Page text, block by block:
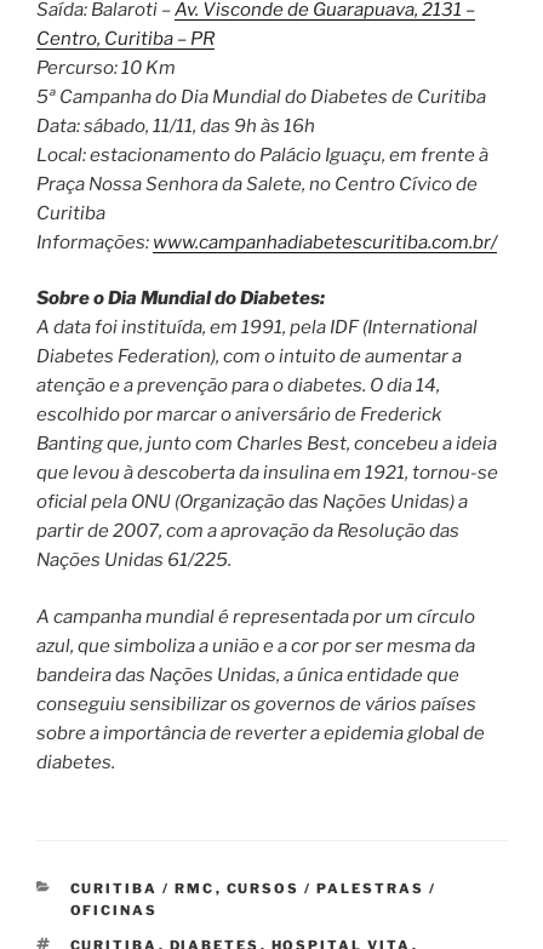
Saída: Balaroti –Av. Visconde de Guarapuava, 2131 –
Centro, Curitiba – PR
Percurso: 10 Km
5ª Campanha do Dia Mundial do Diabetes de Curitiba
Data: sábado, 11/11, das 9h às 16h
Local: estacionamento do Palácio Iguaçu, em frente à
Praça Nossa Senhora da Salete, no Centro Cívico de
Curitiba
Informações: www.campanhadiabetescuritiba.com.br/
Sobre o Dia Mundial do Diabetes:
A data foi instituída, em 1991, pela IDF (International
Diabetes Federation), com o intuito de aumentar a
atenção e a prevenção para o diabetes. O dia 14,
escolhido por marcar o aniversário de Frederick
Banting que, junto com Charles Best, concebeu a ideia
que levou à descoberta da insulina em 1921, tornou-se
oficial pela ONU (Organização das Nações Unidas) a
partir de 2007, com a aprovação da Resolução das
Nações Unidas 61/225.
A campanha mundial é representada por um círculo
azul, que simboliza a união e a cor por ser mesma da
bandeira das Nações Unidas, a única entidade que
conseguiu sensibilizar os governos de vários países
sobre a importância de reverter a epidemia global de
diabetes.
CATEGORIAS
CURITIBA / RMC , CURSOS / PALESTRAS /
OFICINAS
TAGS